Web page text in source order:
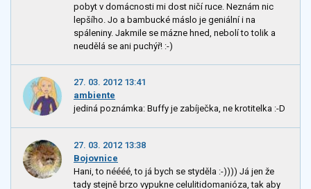
pobyt v domácnosti mi dost ničí ruce. Neznám nic
lepšího. Jo a bambucké máslo je geniální i na
spáleniny. Jakmile se mázne hned, nebolí to tolik a
neudělá se ani puchýř! :-)
27. 03. 2012 13:41
ambiente
jediná poznámka: Buffy je zabíječka, ne krotitelka :-D
27. 03. 2012 13:38
Bojovnice
Hani, to néééé, to já bych se styděla :-)))) Já jen že
tady stejně brzo vypukne celulitidomanióza, tak aby